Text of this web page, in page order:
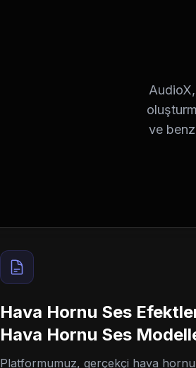
ve
Hava Hornu Ses
Hava Hornu Ses
Platformumuz, gerçekçi hava